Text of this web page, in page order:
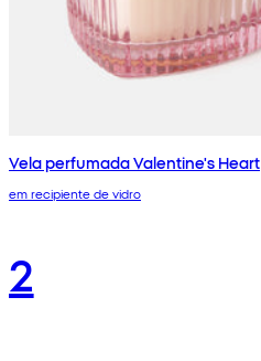
Vela perfumada Valentine's Heart
em recipiente de vidro
2